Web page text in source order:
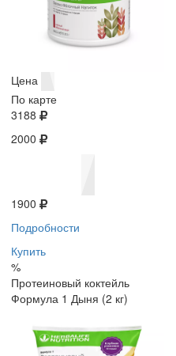
Цена
По карте
3188
2000
1900
Подробности
Купить
%
Протеиновый коктейль
Формула 1 Дыня (2 кг)